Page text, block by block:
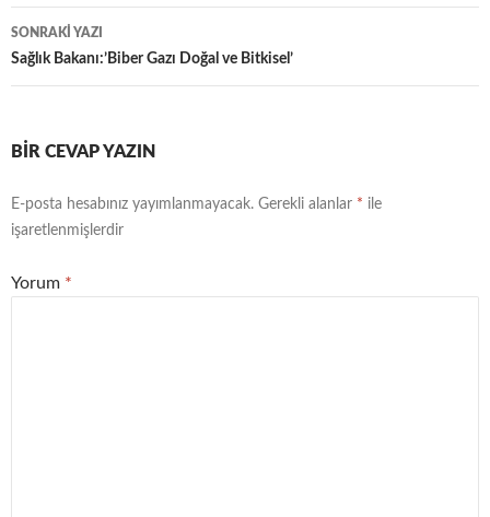
SONRAKI YAZI
Sağlık Bakanı:’Biber Gazı Doğal ve Bitkisel’
BIR CEVAP YAZIN
E-posta hesabınız yayımlanmayacak. Gerekli alanlar * ile
işaretlenmişlerdir
Yorum *